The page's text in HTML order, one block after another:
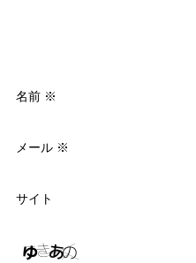
名前 ※
メール ※
サイト